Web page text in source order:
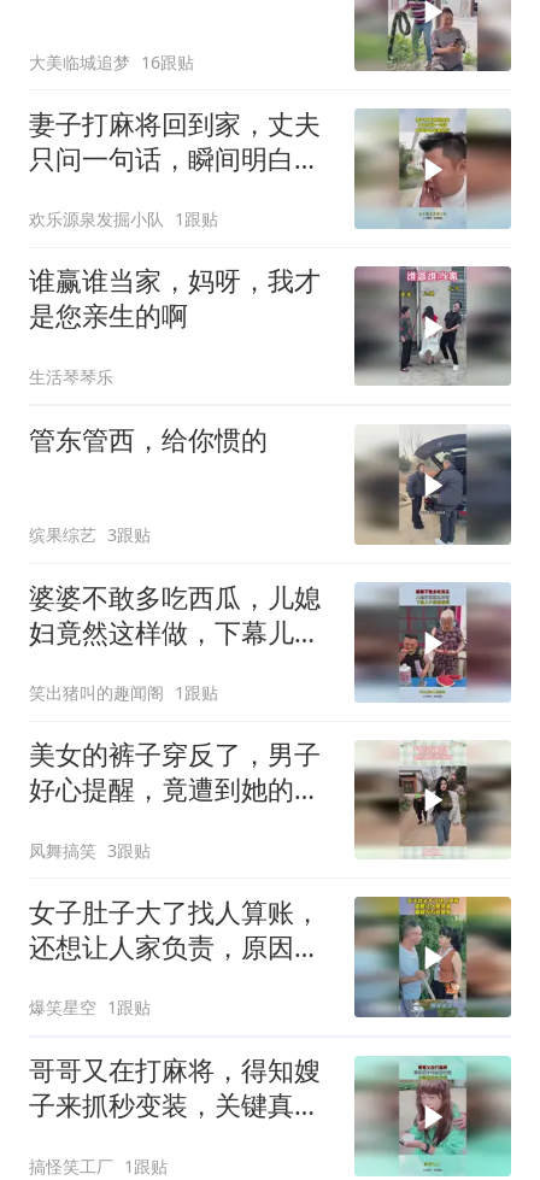
大美临城追梦 16跟贴
妻子打麻将回到家，丈夫
只问一句话，瞬间明白是
欢乐源泉发掘小队 1跟贴
谁赢谁当家，妈呀，我才
是您亲生的啊
生活琴琴乐
管东管西，给你惯的
缤果综艺 3跟贴
婆婆不敢多吃西瓜，儿媳
妇竟然这样做，下幕儿子
笑出猪叫的趣闻阁 1跟贴
美女的裤子穿反了，男子
好心提醒，竟遭到她的暴
凤舞搞笑 3跟贴
女子肚子大了找人算账，
还想让人家负责，原因万
爆笑星空 1跟贴
哥哥又在打麻将，得知嫂
子来抓秒变装，关键真的
搞怪笑工厂 1跟贴